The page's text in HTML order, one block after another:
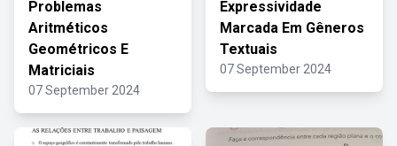
Problemas
Aritméticos
Geométricos E
Matriciais
07 September 2024
Expressividade
Marcada Em Gêneros
Textuais
07 September 2024